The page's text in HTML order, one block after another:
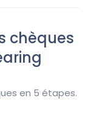
chèques
en 5 étapes.